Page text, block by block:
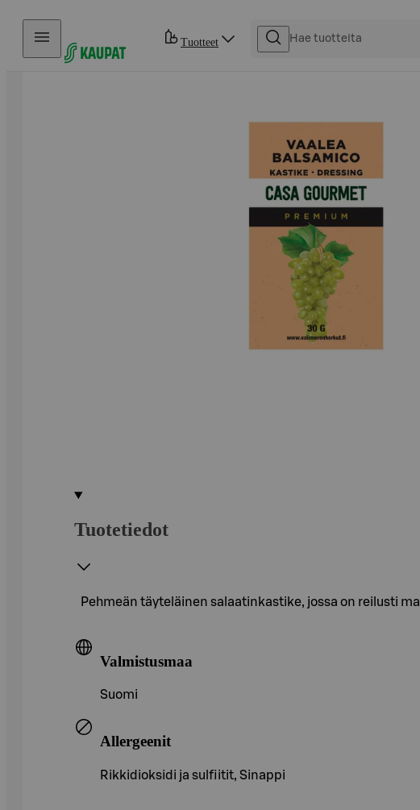
Hyppää sisältöön
Tuotteet
Tuotetiedot
Pehmeän täyteläinen salaatinkastike, jossa on reilusti
Valmistusmaa
Suomi
Allergeenit
Rikkidioksidi ja sulfiitit, Sinappi